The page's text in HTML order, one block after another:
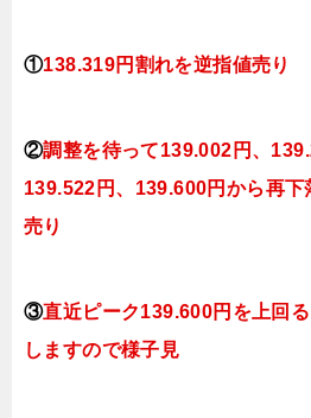
①138.319円割れを逆指値売り
②調整を待って139.002円、
139.522円、139.600円 から再下
売り
③直近ピーク139.600円を上回
し ますので様子見